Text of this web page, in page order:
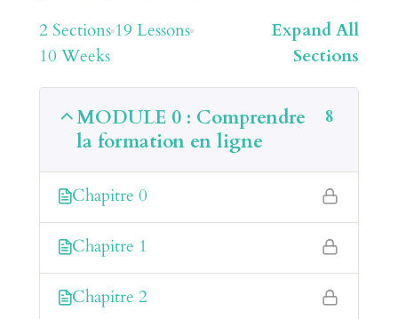
2 Sections19 Lessons
10 Weeks
Expand All
Sections
MODULE 0 : Comprendre
la formation en ligne
8
Chapitre 0
Chapitre 1
Chapitre 2